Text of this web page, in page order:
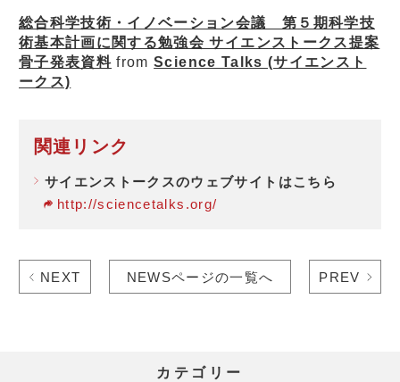
総合科学技術・イノベーション会議 第５期科学技
術基本計画に関する勉強会 サイエンストークス提案
骨子発表資料 fromScience Talks (サイエンスト
ークス)
関連リンク
サイエンストークスのウェブサイトはこちら
http://sciencetalks.org/
NEXT NEWSページの一覧へ PREV
カテゴリー